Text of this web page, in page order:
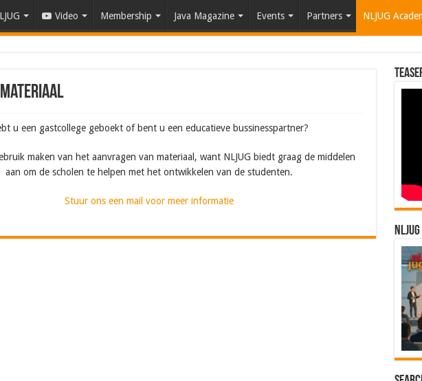
Video Membership Java Magazine Events Partners NLJUG
u een gastcollege geboekt of bent u een educatieve bussinesspartner?
maken van het aanvragen van materiaal, want NLJUG biedt graag de middelen
aan om de scholen te helpen met het ontwikkelen van de studenten.
Stuur ons een mail voor meer informatie